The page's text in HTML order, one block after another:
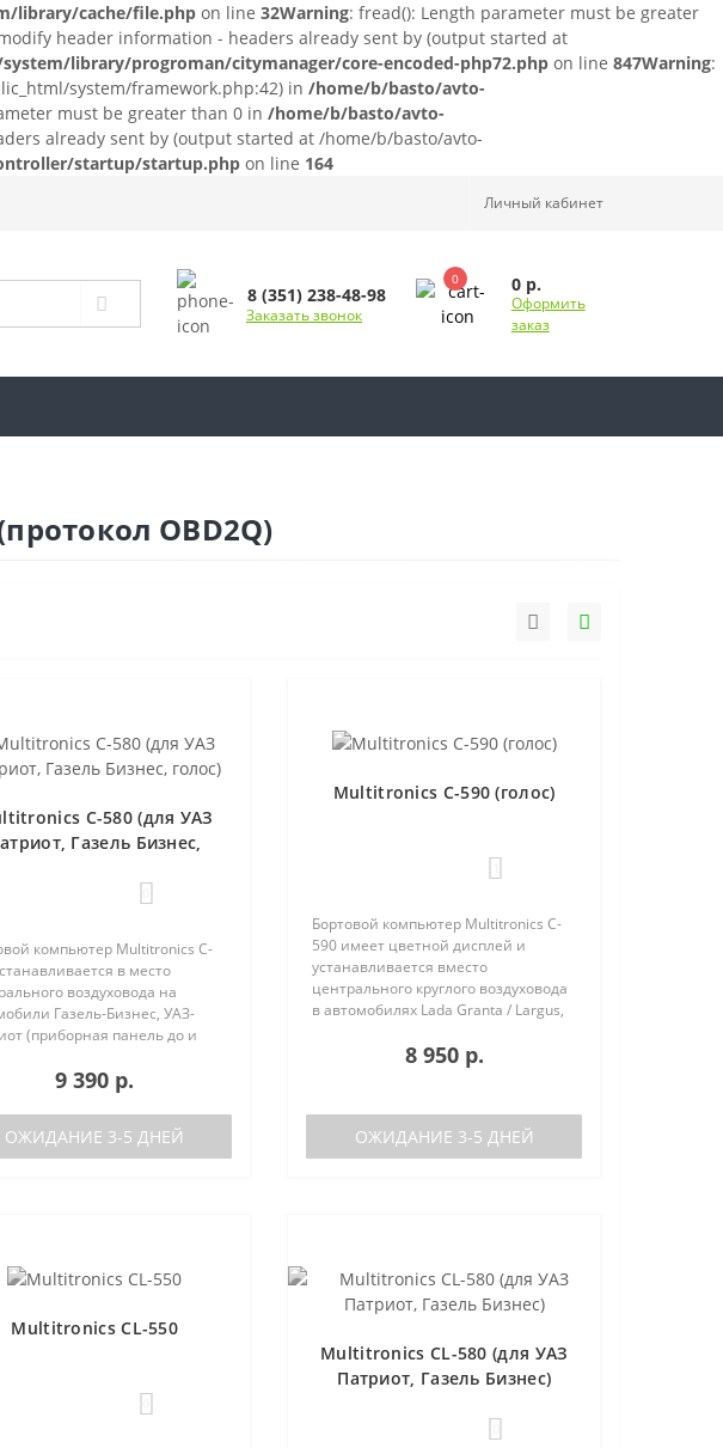
library/cache/file.php on line 32Warning: fread(): Length parameter must be greater
header information - headers already sent by (output started at
library/progroman/citymanager/core-encoded-php72.php on line 847Warning:
system/framework.php:42) in /home/b/basto/avto-
must be greater than 0 in /home/b/basto/avto-
already sent by (output started at /home/b/basto/avto-
startup/startup.php on line 164
Личный кабинет
8 (351) 238-48-98
Заказать звонок
0 0 р.
Оформить
заказ
OBD2Q)
C-580 (для УАЗ
Газель Бизнес,
компьютер Multitronics C-
в место
воздуховода на
Газель-Бизнес, УАЗ-
(приборная панель до и
Голосовое
Поддержка двух баков
9 390 р.
ОЖИДАНИЕ 3-5 ДНЕЙ
Multitronics C-590 (голос)
Бортовой компьютер Multitronics C-
590 имеет цветной дисплей и
устанавливается вместо
центрального круглого воздуховода
в автомобилях Lada Granta / Largus,
Nissan Almera, на место
центральной вставки панели
8 950 р.
ОЖИДАНИЕ 3-5 ДНЕЙ
Multitronics CL-550
Multitronics CL-580 (для УАЗ
Патриот, Газель Бизнес)